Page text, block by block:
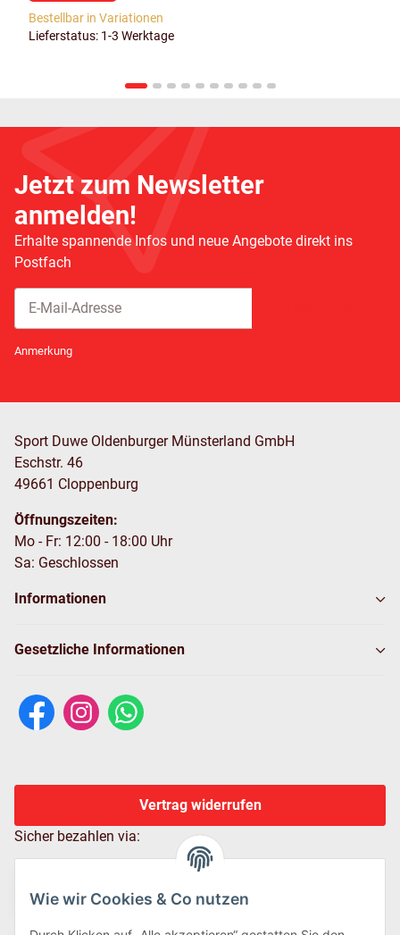
Wie wir Cookies & Co nutzen
Bestellbar in Variationen
Lieferstatus: 1-3 Werktage
Jetzt zum Newsletter
anmelden!
Erhalte spannende Infos und neue Angebote direkt ins
Postfach
Anmerkung
Sport Duwe Oldenburger Münsterland GmbH
Eschstr. 46
49661 Cloppenburg
Öffnungszeiten:
Mo - Fr: 12:00 - 18:00 Uhr
Sa: Geschlossen
Informationen
Gesetzliche Informationen
Vertrag widerrufen
Sicher bezahlen via: